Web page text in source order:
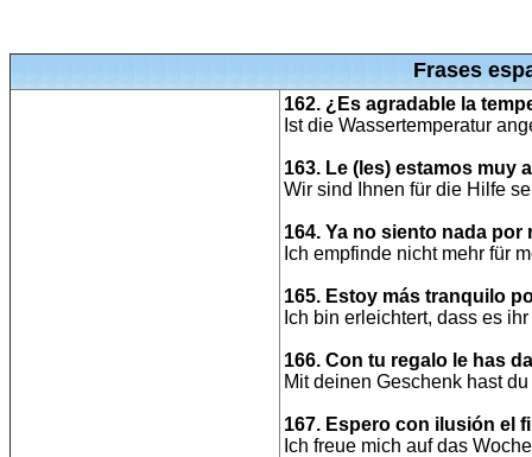
Frases
162. ¿Es agradable la
Ist die Wassertemperatur
163. Le (les) estamos muy
Wir sind Ihnen für die Hilfe
164. Ya no siento nada por
Ich empfinde nicht mehr für
165. Estoy más tranquilo
Ich bin erleichtert, dass es
166. Con tu regalo le has
Mit deinen Geschenk hast
167. Espero con ilusión el
Ich freue mich auf das